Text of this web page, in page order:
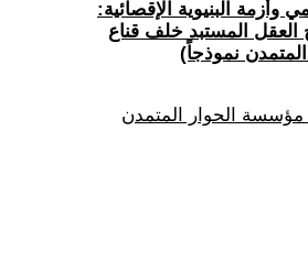
وأزمة البنيوية الإقصائية:
المستبد خلف قناع
المتمدن نموذجاً)
الحوار المتمدن